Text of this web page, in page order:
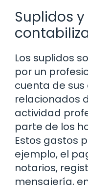
Suplidos y
Los suplidos
por un
cuenta de
relacionados
actividad
parte de los
Estos gastos
ejemplo, el
notarios,
mensajería,